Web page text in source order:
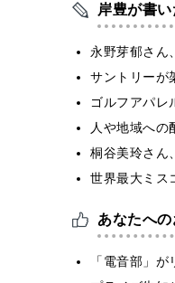
岸豊が書
永野芽郁さん
サントリーが
ゴルフアパレ
人や地域へ
桐谷美玲さ
世界最大ミス
あなたへ
「電音部」